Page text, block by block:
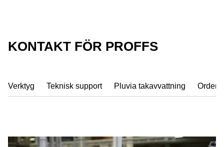
KONTAKT FÖR PROFFS
Verktyg Teknisk support Pluvia takavvattning Order